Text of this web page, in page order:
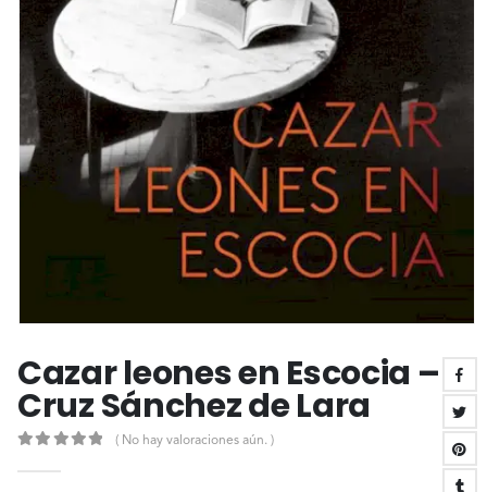
Cazar leones en Escocia –
Cruz Sánchez de Lara
( No hay valoraciones aún. )